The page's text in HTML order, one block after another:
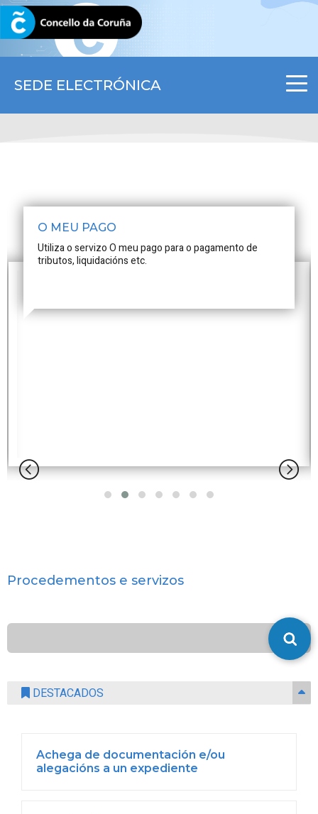
SEDE ELECTRÓNICA
CORUNA.GAL
O MEU PAGO
Utiliza o servizo O meu pago para o pagamento de
tributos, liquidacións etc.
Procedementos e servizos
DESTACADOS
Achega de documentación e/ou
alegacións a un expediente